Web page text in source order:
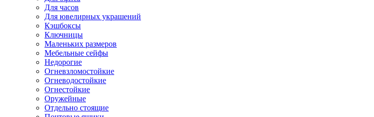
Для часов
Для ювелирных украшений
Кэшбоксы
Ключницы
Маленьких размеров
Мебельные сейфы
Недорогие
Огневзломостойкие
Огневодостойкие
Огнестойкие
Оружейные
Отдельно стоящие